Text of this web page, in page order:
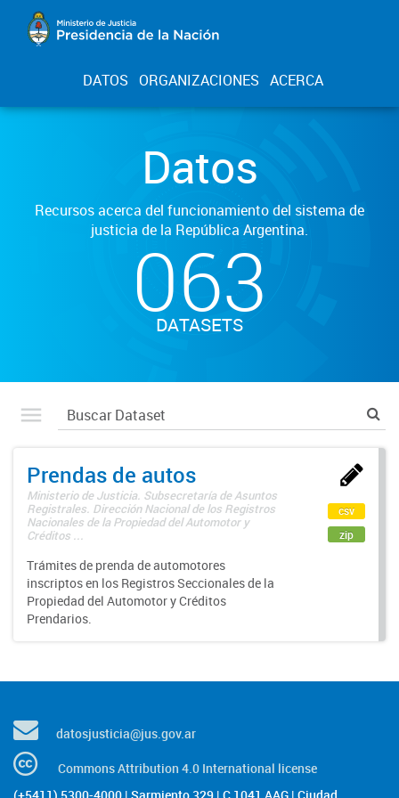
DATOS ORGANIZACIONES ACERCA
Datos
Recursos acerca del funcionamiento del sistema de
justicia de la República Argentina.
063
DATASETS
Prendas de autos
Ministerio de Justicia. Subsecretaría de Asuntos
Registrales. Dirección Nacional de los Registros
Nacionales de la Propiedad del Automotor y
Créditos ...
Trámites de prenda de automotores
inscriptos en los Registros Seccionales de la
Propiedad del Automotor y Créditos
Prendarios.
csv
zip
datosjusticia@jus.gov.ar
Commons Attribution 4.0 International license